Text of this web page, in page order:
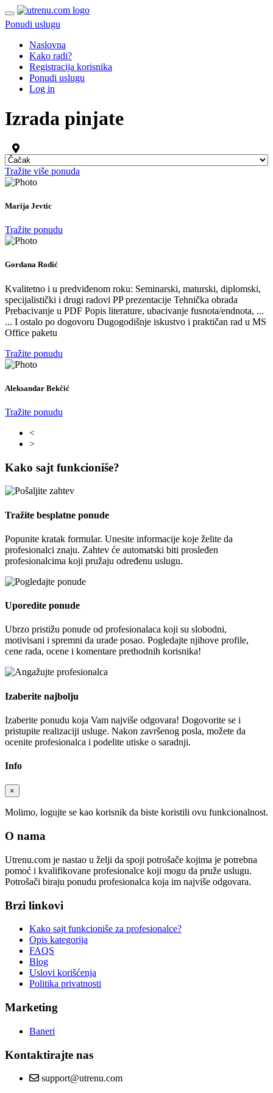
Ponudi uslugu
Naslovna
Kako radi?
Registracija korisnika
Ponudi uslugu
Log in
Izrada pinjate
Tražite više ponuda
Marija Jevtic
Tražite ponudu
Gordana Rodić
Kvalitetno i u predviđenom roku: Seminarski, maturski, diplomski,
specijalistički i drugi radovi PP prezentacije Tehnička obrada
Prebacivanje u PDF Popis literature, ubacivanje fusnota/endnota, ...
... I ostalo po dogovoru Dugogodišnje iskustvo i praktičan rad u MS
Office paketu
Tražite ponudu
Aleksandar Bekčić
Tražite ponudu
<
>
Kako sajt funkcioniše?
Tražite besplatne ponude
Popunite kratak formular. Unesite informacije koje želite da
profesionalci znaju. Zahtev će automatski biti prosleđen
profesionalcima koji pružaju određenu uslugu.
Uporedite ponude
Ubrzo pristižu ponude od profesionalaca koji su slobodni,
motivisani i spremni da urade posao. Pogledajte njihove profile,
cene rada, ocene i komentare prethodnih korisnika!
Izaberite najbolju
Izaberite ponudu koja Vam najviše odgovara! Dogovorite se i
pristupite realizaciji usluge. Nakon završenog posla, možete da
ocenite profesionalca i podelite utiske o saradnji.
Info
×
Molimo, logujte se kao korisnik da biste koristili ovu funkcionalnost.
O nama
Utrenu.com je nastao u želji da spoji potrošače kojima je potrebna
pomoć i kvalifikovane profesionalce koji mogu da pruže uslugu.
Potrošači biraju ponudu profesionalca koja im najviše odgovara.
Brzi linkovi
Kako sajt funkcioniše za profesionalce?
Opis kategorija
FAQS
Blog
Uslovi korišćenja
Politika privatnosti
Marketing
Baneri
Kontaktirajte nas
support@utrenu.com